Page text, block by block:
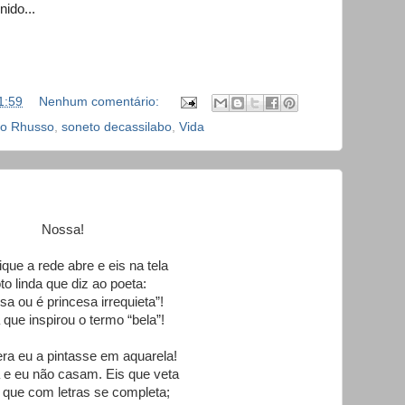
Nenhum comentário:
Rhusso soneto decassilabo Vida
Nossa!
a rede abre e eis na tela
linda que diz ao poeta:
ou é princesa irrequieta”!
inspirou o termo “bela”!
eu a pintasse em aquarela!
e eu não casam. Eis que veta
que com letras se completa;